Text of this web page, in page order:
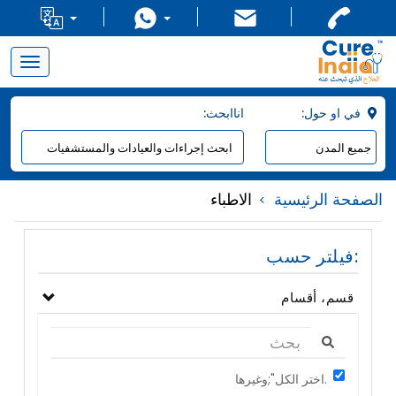
Toggle
navigation
:اناابحث
الصفحة الرئيسية الاطباء
فيلتر حسب:
قسم، أقسام
اختر الكل";وغيرها.